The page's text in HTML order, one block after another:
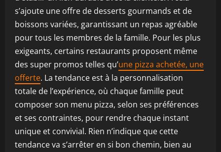
s’ajoute une offre de desserts gourmands et de
boissons variées, garantissant un repas agréable
pour tous les membres de la famille. Pour les plus
exigeants, certains restaurants proposent même
des super promos telles qu’une pizza achetée, une
offerte. La tendance est à la personnalisation
totale de l’expérience, où chaque famille peut
composer son menu pizza, selon ses préférences
et ses contraintes, pour rendre chaque instant
unique et convivial. Rien n’indique que cette
tendance va s’arrêter en si bon chemin, bien au